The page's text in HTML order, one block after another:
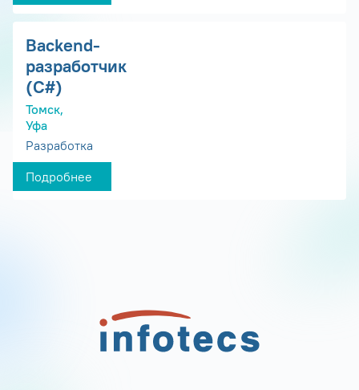
Backend-
разработчик
(C#)
Томск,
Уфа
Разработка
Подробнее